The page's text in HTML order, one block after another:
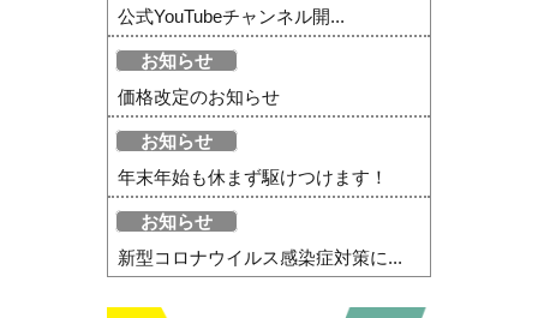
公式YouTubeチャンネル開...
お知らせ
価格改定のお知らせ
お知らせ
年末年始も休まず駆けつけます！
お知らせ
新型コロナウイルス感染症対策に...